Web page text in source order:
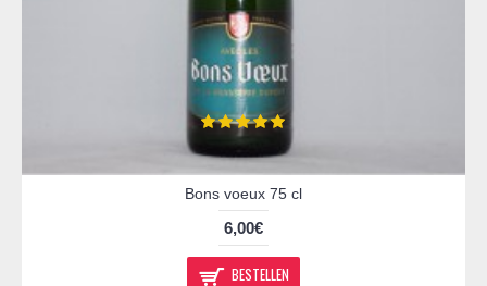
Bons voeux 75 cl
6,00€
BESTELLEN